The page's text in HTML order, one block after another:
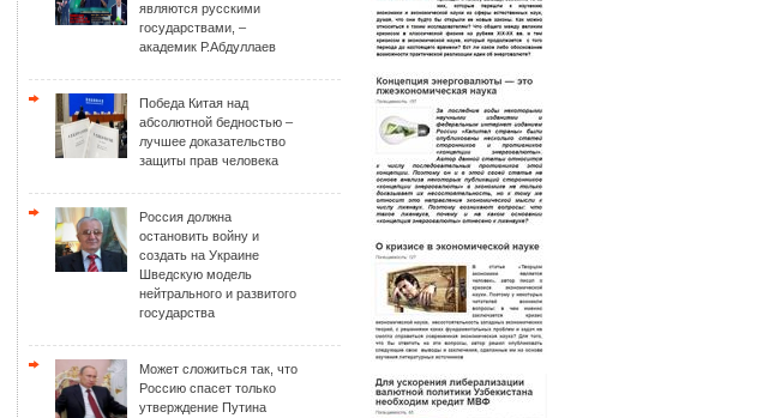
являются русскими
государствами, –
академик Р.Абдуллаев
Победа Китая над
абсолютной бедностью –
лучшее доказательство
защиты прав человека
Россия должна
остановить войну и
создать на Украине
Шведскую модель
нейтрального и развитого
государства
Может сложиться так, что
Россию спасет только
утверждение Путина